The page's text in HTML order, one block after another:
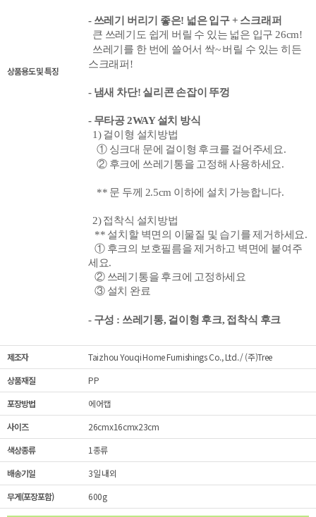
상품용도 및 특징
- 쓰레기 버리기 좋은! 넓은 입구 + 스크래퍼
큰 쓰레기도 쉽게 버릴 수 있는 넓은 입구 26cm!
쓰레기를 한 번에 쓸어서 싹~ 버릴 수 있는 히든
스크래퍼!
- 냄새 차단! 실리콘 손잡이 뚜껑
- 무타공 2WAY 설치 방식
1) 걸이형 설치방법
① 싱크대 문에 걸이형 후크를 걸어주세요.
②후크에 쓰레기통을 고정해 사용하세요.
** 문 두께 2.5cm 이하에 설치 가능합니다.
2) 접착식 설치방법
** 설치할 벽면의 이물질 및 습기를 제거하세요.
① 후크의 보호필름을 제거하고 벽면에 붙여주
세요.
② 쓰레기통을 후크에 고정하세요
③ 설치 완료
- 구성 : 쓰레기통, 걸이형 후크, 접착식 후크
제조자
Taizhou Youqi Home Furnishings Co., Ltd. / (주)Tree
상품재질
PP
포장방법
에어캡
사이즈
26cmx16cmx23cm
색상종류
1종류
배송기일
3일 내외
무게(포장포함)
600g